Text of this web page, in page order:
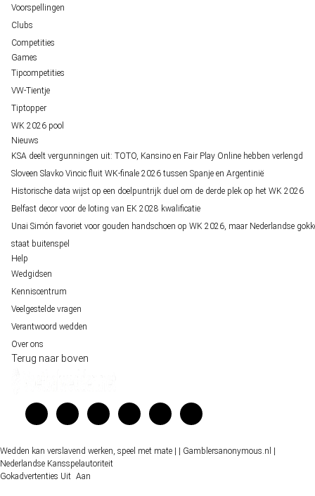
Voorspellingen
Clubs
Competities
Games
Tipcompetities
VW-Tientje
Tiptopper
WK 2026 pool
Nieuws
KSA deelt vergunningen uit: TOTO, Kansino en Fair Play Online hebben verlengd
Sloveen Slavko Vincic fluit WK-finale 2026 tussen Spanje en Argentinië
Historische data wijst op een doelpuntrijk duel om de derde plek op het WK 2026
Belfast decor voor de loting van EK 2028 kwalificatie
Unai Simón favoriet voor gouden handschoen op WK 2026, maar Nederlandse
staat buitenspel
Help
Wedgidsen
Kenniscentrum
Veelgestelde vragen
Verantwoord wedden
Over ons
Terug naar boven
Wedden kan verslavend werken, speel met mate | | Gamblersanonymous.nl |
Nederlandse Kansspelautoriteit
Gokadvertenties Uit Aan